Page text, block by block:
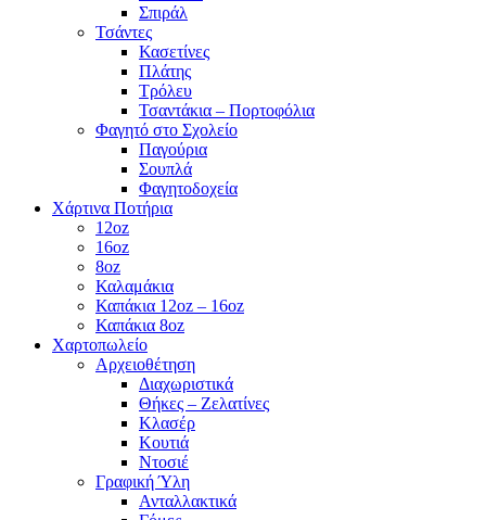
Σπιράλ
Τσάντες
Κασετίνες
Πλάτης
Τρόλευ
Τσαντάκια – Πορτοφόλια
Φαγητό στο Σχολείο
Παγούρια
Σουπλά
Φαγητοδοχεία
Χάρτινα Ποτήρια
12oz
16oz
8oz
Καλαμάκια
Καπάκια 12oz – 16oz
Καπάκια 8oz
Χαρτοπωλείο
Αρχειοθέτηση
Διαχωριστικά
Θήκες – Ζελατίνες
Κλασέρ
Κουτιά
Ντοσιέ
Γραφική Ύλη
Ανταλλακτικά